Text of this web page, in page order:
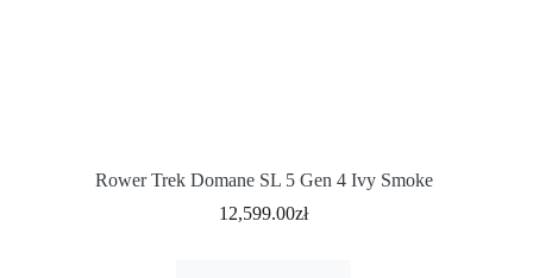
Rower Trek Domane SL 5 Gen 4 Ivy Smoke
12,599.00zł